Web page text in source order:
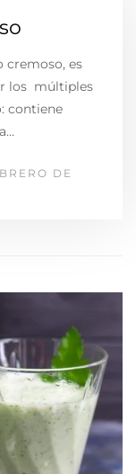
cremoso, es
los múltiples
contiene
DE